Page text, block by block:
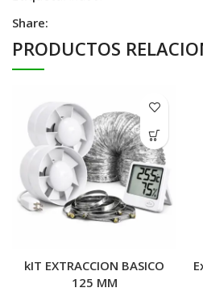
Share:
PRODUCTOS
kIT EXTRACCION BASICO
125 MM